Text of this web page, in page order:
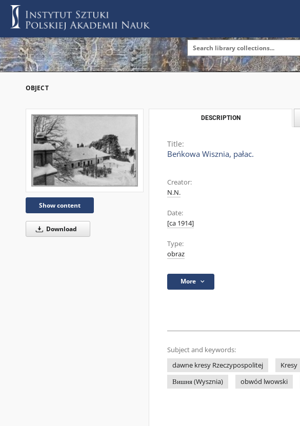
OBJECT
Show content
Download
DESCRIPTION
Title:
Beńkowa Wisznia, pałac.
Creator:
N.N.
Date:
[ca 1914]
Type:
obraz
More
Subject and keywords:
dawne kresy Rzeczypospolitej
Kresy
Вишня (Wysznia)
obwód lwowski